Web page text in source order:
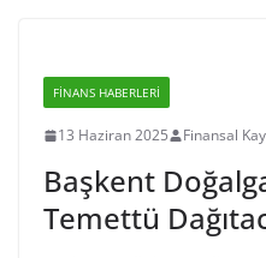
FINANS HABERLERI
13 Haziran 2025 Finansal
Başkent
Temettü